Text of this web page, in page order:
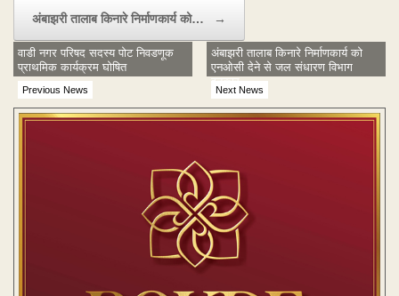
अंबाझरी तालाब किनारे निर्माणकार्य को… →
Previous News
वाडी नगर परिषद सदस्य पोट निवडणूक
प्राथमिक कार्यक्रम घोषित
Next News
अंबाझरी तालाब किनारे निर्माणकार्य को
एनओसी देने से जल संधारण विभाग
इनकार